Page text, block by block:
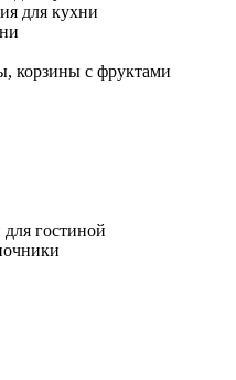
для кухни
корзины с фруктами
гостиной